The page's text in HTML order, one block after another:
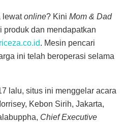
lewatonline? Kini Mom & Dad
produk dan mendapatkan
. Mesin pencari
ini telah beroperasi selama
lalu, situs ini menggelar acara
Kebon Sirih, Jakarta,
Chief Executive